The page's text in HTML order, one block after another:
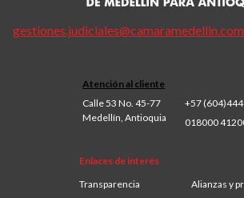
Atención al cliente
Calle 53 No. 45-77
Medellín, Antioquia
+57
018000
Enlaces de interés
Transparencia
Alianzas y